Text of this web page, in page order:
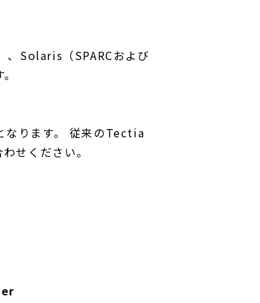
Solaris（SPARCおよび
ります。 従来のTectia
せください。